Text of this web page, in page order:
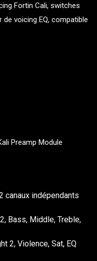
Fortin Cali, switches
voicing EQ, compatible
Preamp Module
canaux indépendants
Bass, Middle, Treble,
2, Violence, Sat, EQ